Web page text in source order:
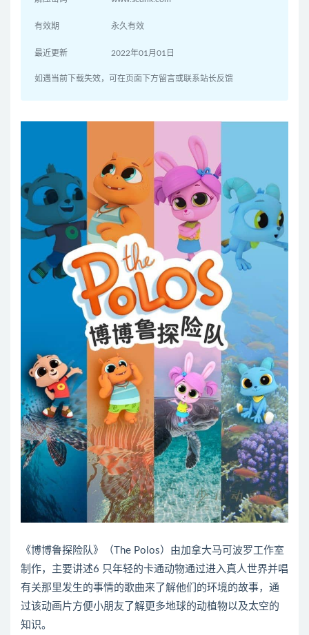
有效期 永久有效
最近更新 2022年01月01日
如遇当前下载失效，可在页面下方留言或联系站长反馈
《博博鲁探险队》（The Polos）由加拿大马可波罗工作室
制作，主要讲述6 只年轻的卡通动物通过进入真人世界并唱
有关那里发生的事情的歌曲来了解他们的环境的故事，通
过该动画片方便小朋友了解更多地球的动植物以及太空的
知识。